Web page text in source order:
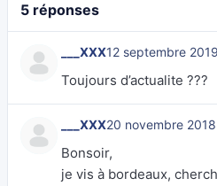
5 réponses
___XXX12 septembre 2019
Toujours d’actualite ???
___XXX20 novembre 2018
Bonsoir,
je vis à bordeaux,